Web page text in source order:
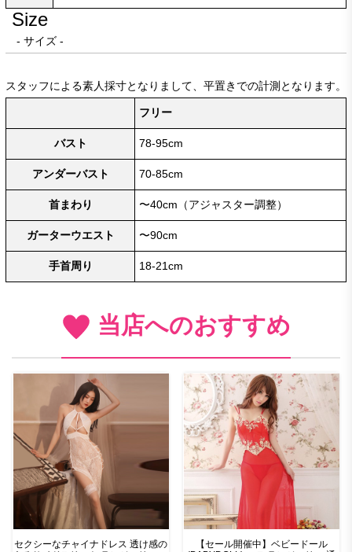
Size
- サイズ -
スタッフによる素人採寸となりまして、平置きでの計測となります。
フリー
バスト 78-95cm
アンダーバスト 70-85cm
首まわり 〜40cm（アジャスター調整）
ガーターウエスト 〜90cm
手首周り 18-21cm
当店へのおすすめ
セクシーなチャイナドレス 透け感の
【セール開催中】ベビードール